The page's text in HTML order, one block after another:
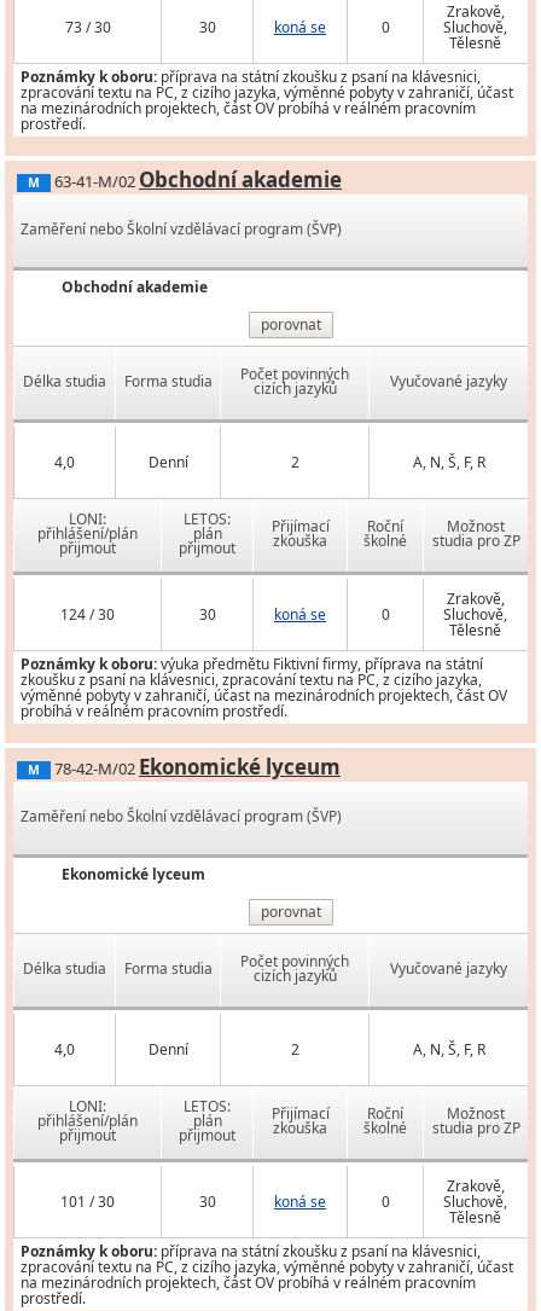
73 / 30 30 koná se 0
Zrakově,
Sluchově,
Tělesně
Poznámky k oboru: příprava na státní zkoušku z psaní na klávesnici,
zpracování textu na PC, z cizího jazyka, výměnné pobyty v zahraničí, účast
na mezinárodních projektech, část OV probíhá v reálném pracovním
prostředí.
M 63-41-M/02 Obchodní akademie
Zaměření nebo Školní vzdělávací program (ŠVP)
Obchodní akademie
porovnat
Délka studia Forma studia Počet povinných
cizích jazyků Vyučované jazyky
4,0 Denní 2 A, N, Š, F, R
LONI:
přihlášení/plán
přijmout
LETOS:
plán
přijmout
Přijímací
zkouška
Roční
školné
Možnost
studia pro ZP
124 / 30 30 koná se 0
Zrakově,
Sluchově,
Tělesně
Poznámky k oboru:výuka předmětu Fiktivní firmy, příprava na státní
zkoušku z psaní na klávesnici, zpracování textu na PC, z cizího jazyka,
výměnné pobyty v zahraničí, účast na mezinárodních projektech, část OV
probíhá v reálném pracovním prostředí.
M 78-42-M/02 Ekonomické lyceum
Zaměření nebo Školní vzdělávací program (ŠVP)
Ekonomické lyceum
porovnat
Délka studia Forma studia Počet povinných
cizích jazyků Vyučované jazyky
4,0 Denní 2 A, N, Š, F, R
LONI:
přihlášení/plán
přijmout
LETOS:
plán
přijmout
Přijímací
zkouška
Roční
školné
Možnost
studia pro ZP
101 / 30 30 koná se 0
Zrakově,
Sluchově,
Tělesně
Poznámky k oboru: příprava na státní zkoušku z psaní na klávesnici,
zpracování textu na PC, z cizího jazyka, výměnné pobyty v zahraničí, účast
na mezinárodních projektech, část OV probíhá v reálném pracovním
prostředí.